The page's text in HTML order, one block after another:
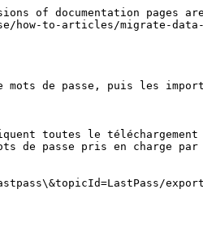
of documentation pages
to-articles/migrate-data-
de passe, puis les
toutes le
de passe pris en charge par
export-